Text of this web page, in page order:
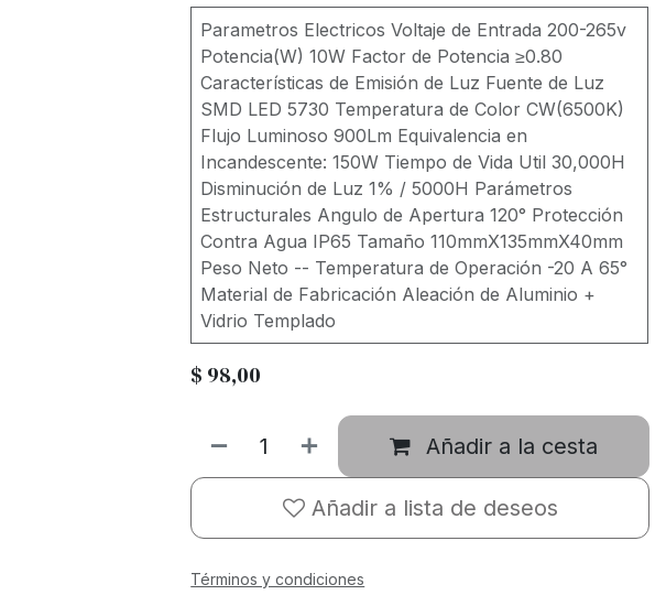
Parametros Electricos Voltaje de Entrada 200-265v
Potencia(W) 10W Factor de Potencia ≥0.80
Características de Emisión de Luz Fuente de Luz
SMD LED 5730 Temperatura de Color CW(6500K)
Flujo Luminoso 900Lm Equivalencia en
Incandescente: 150W Tiempo de Vida Util 30,000H
Disminución de Luz 1% / 5000H Parámetros
Estructurales Angulo de Apertura 120° Protección
Contra Agua IP65 Tamaño 110mmX135mmX40mm
Peso Neto -- Temperatura de Operación -20 A 65°
Material de Fabricación Aleación de Aluminio +
Vidrio Templado
$ 98,00
Añadir a la cesta
Añadir a lista de deseos
Términos y condiciones